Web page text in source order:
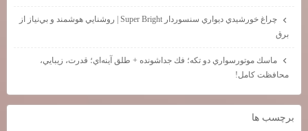
چراغ خورشيدي ديواري سنسوردار Super Bright | روشنايي هوشمند و بي‌نياز از
برق
ماسك موتورسواري دو تكه؛ فك جداشونده + طلق آينه‌اي؛ قدرت، زيبايي،
محافظت كامل!
برچسب ها